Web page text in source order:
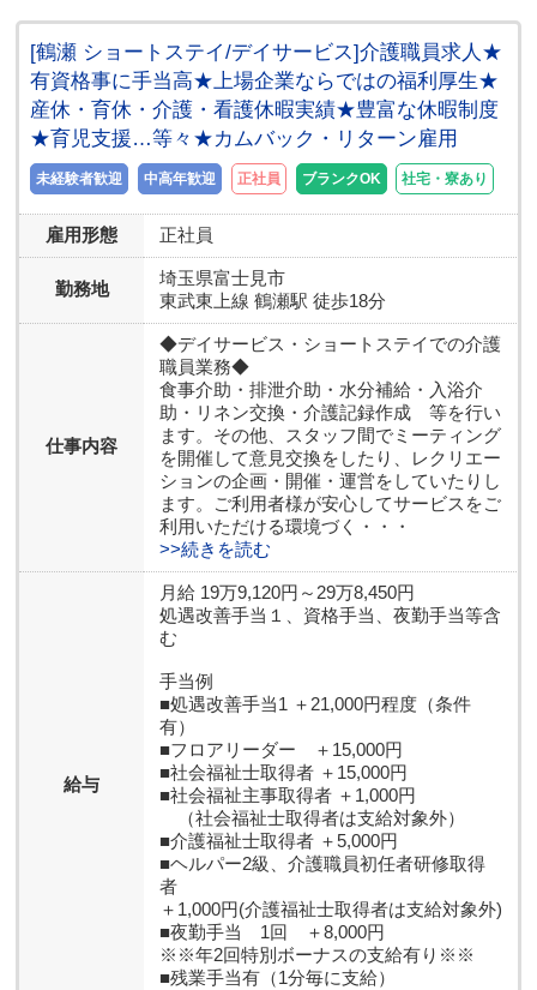
[鶴瀬 ショートステイ/デイサービス]介護職員求人★
有資格事に手当高★上場企業ならではの福利厚生★
産休・育休・介護・看護休暇実績★豊富な休暇制度
★育児支援…等々★カムバック・リターン雇用
未経験者歓迎 中高年歓迎 正社員 ブランクOK 社宅・寮あり
雇用形態 正社員
勤務地
埼玉県富士見市
東武東上線 鶴瀬駅 徒歩18分
仕事内容
◆デイサービス・ショートステイでの介護
職員業務◆
食事介助・排泄介助・水分補給・入浴介
助・リネン交換・介護記録作成 等を行い
ます。その他、スタッフ間でミーティング
を開催して意見交換をしたり、レクリエー
ションの企画・開催・運営をしていたりし
ます。ご利用者様が安心してサービスをご
利用いただける環境づく・・・
>>続きを読む
給与
月給 19万9,120円～29万8,450円
処遇改善手当１、資格手当、夜勤手当等含
む
手当例
■処遇改善手当1 ＋21,000円程度（条件
有）
■フロアリーダー ＋15,000円
■社会福祉士取得者 ＋15,000円
■社会福祉主事取得者 ＋1,000円
（社会福祉士取得者は支給対象外）
■介護福祉士取得者 ＋5,000円
■ヘルパー2級、介護職員初任者研修取得
者
＋1,000円(介護福祉士取得者は支給対象外)
■夜勤手当 1回 ＋8,000円
※※年2回特別ボーナスの支給有り※※
■残業手当有（1分毎に支給）